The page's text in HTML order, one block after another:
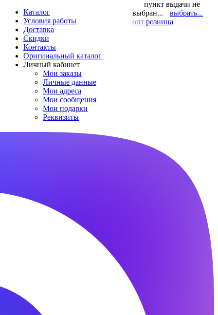
Каталог
Условия работы
Доставка
Скидки
Контакты
Оригинальный каталог
Личный кабинет
Мои заказы
Личные данные
Мои адреса
Мои сообщения
Мои подарки
Реквизиты
пункт выдачи не
выбран...
выбрать...
опт розница